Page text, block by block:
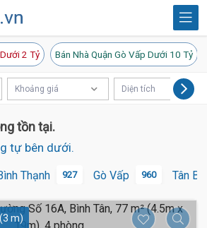
2 Tỷ Bán Nhà Quận Gò Vấp Dưới 10 Tỷ
Khoảng giá Diện tích
tồn tại.
tự bên dưới.
Thạnh 927 Gò Vấp 960 Tân
m)